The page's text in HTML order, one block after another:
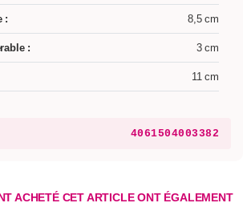
: 8,5 cm
: 3 cm
11 cm
4061504003382
ACHETÉ CET ARTICLE ONT ÉGALEMENT